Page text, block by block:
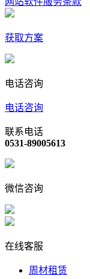
获取方案
电话咨询
电话咨询
联系电话
0531-89005613
微信咨询
在线客服
周材租赁